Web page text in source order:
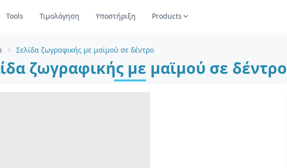
Tools Τιμολόγηση Υποστήριξη Products
Σελίδα ζωγραφικής με μαϊμού σε δέντρο
ζωγραφικής με μαϊμού σε δέντρο